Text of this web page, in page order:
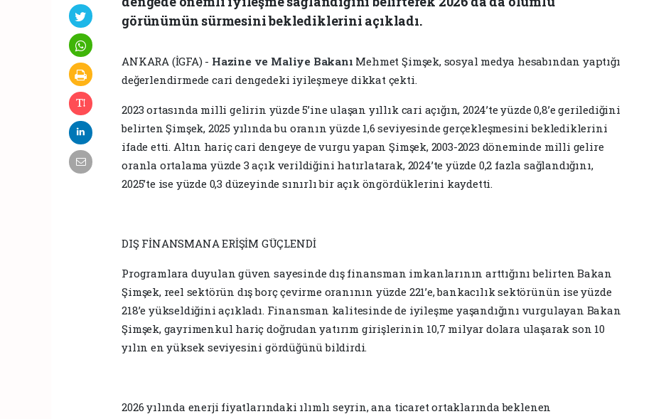
görünümün sürmesini beklediklerini açıkladı.
ANKARA (İGFA) - Hazine ve Maliye Bakanı Mehmet Şimşek, sosyal medya hesabından yaptığı
değerlendirmede cari dengedeki iyileşmeye dikkat çekti.
2023 ortasında milli gelirin yüzde 5’ine ulaşan yıllık cari açığın, 2024’te yüzde 0,8’e gerilediğini
belirten Şimşek, 2025 yılında bu oranın yüzde 1,6 seviyesinde gerçekleşmesini beklediklerini
ifade etti. Altın hariç cari dengeye de vurgu yapan Şimşek, 2003-2023 döneminde milli gelire
oranla ortalama yüzde 3 açık verildiğini hatırlatarak, 2024’te yüzde 0,2 fazla sağlandığını,
2025’te ise yüzde 0,3 düzeyinde sınırlı bir açık öngördüklerini kaydetti.
DIŞ FİNANSMANA ERİŞİM GÜÇLENDİ
Programlara duyulan güven sayesinde dış finansman imkanlarının arttığını belirten Bakan
Şimşek, reel sektörün dış borç çevirme oranının yüzde 221’e, bankacılık sektörünün ise yüzde
218’e yükseldiğini açıkladı. Finansman kalitesinde de iyileşme yaşandığını vurgulayan Bakan
Şimşek, gayrimenkul hariç doğrudan yatırım girişlerinin 10,7 milyar dolara ulaşarak son 10
yılın en yüksek seviyesini gördüğünü bildirdi.
2026 yılında enerji fiyatlarındaki ılımlı seyrin, ana ticaret ortaklarında beklenen